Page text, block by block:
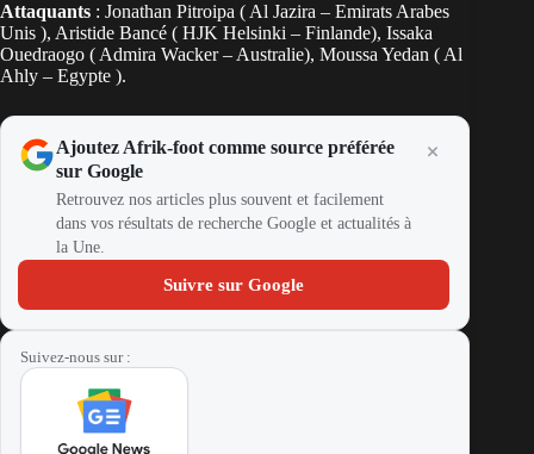
Attaquants : Jonathan Pitroipa ( Al Jazira – Emirats Arabes
Unis ), Aristide Bancé ( HJK Helsinki – Finlande), Issaka
Ouedraogo ( Admira Wacker – Australie), Moussa Yedan ( Al
Ahly – Egypte ).
Ajoutez Afrik-foot comme source préférée
sur Google
Retrouvez nos articles plus souvent et facilement
dans vos résultats de recherche Google et actualités à
la Une.
Suivre sur Google
Suivez-nous sur :